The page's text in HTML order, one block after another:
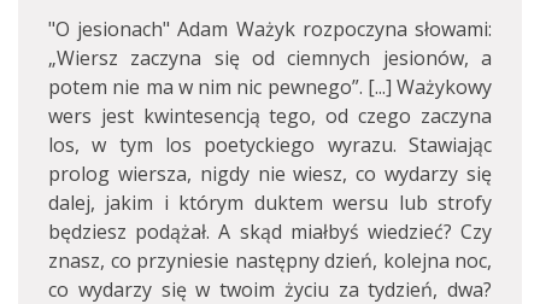
"O jesionach" Adam Ważyk rozpoczyna słowami:
„Wiersz zaczyna się od ciemnych jesionów, a
potem nie ma w nim nic pewnego”. [...] Ważykowy
wers jest kwintesencją tego, od czego zaczyna
los, w tym los poetyckiego wyrazu. Stawiając
prolog wiersza, nigdy nie wiesz, co wydarzy się
dalej, jakim i którym duktem wersu lub strofy
będziesz podążał. A skąd miałbyś wiedzieć? Czy
znasz, co przyniesie następny dzień, kolejna noc,
co wydarzy się w twoim życiu za tydzień, dwa?